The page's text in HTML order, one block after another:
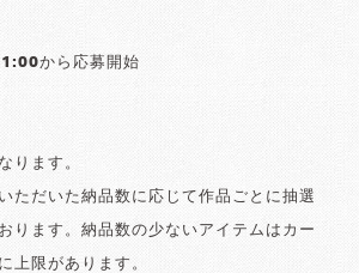
から応募開始
ります。
ただいた納品数に応じて作品ごとに抽選
ります。納品数の少ないアイテムはカー
上限があります。